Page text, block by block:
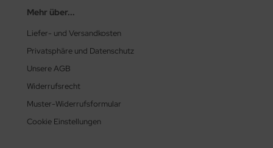
Mehr über...
Liefer- und Versandkosten
Privatsphäre und Datenschutz
Unsere AGB
Widerrufsrecht
Muster-Widerrufsformular
Cookie Einstellungen